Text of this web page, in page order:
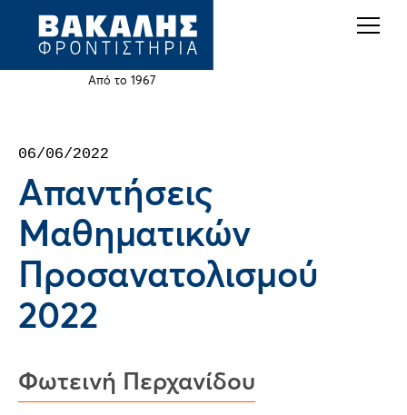
Jump
Από το 1967
top
06/06/2022
Απαντήσεις
Μαθηματικών
Προσανατολισμού
2022
Φωτεινή Περχανίδου